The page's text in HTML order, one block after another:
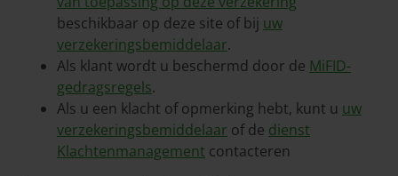
beschikbaar op deze site of bij uw
verzekeringsbemiddelaar.
Als klant wordt u beschermd door de MiFID-
gedragsregels.
Als u een klacht of opmerking hebt, kunt u uw
verzekeringsbemiddelaar of de dienst
Klachtenmanagement contacteren